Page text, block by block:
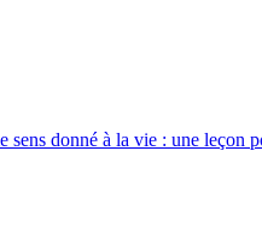
sens donné à la vie : une leçon